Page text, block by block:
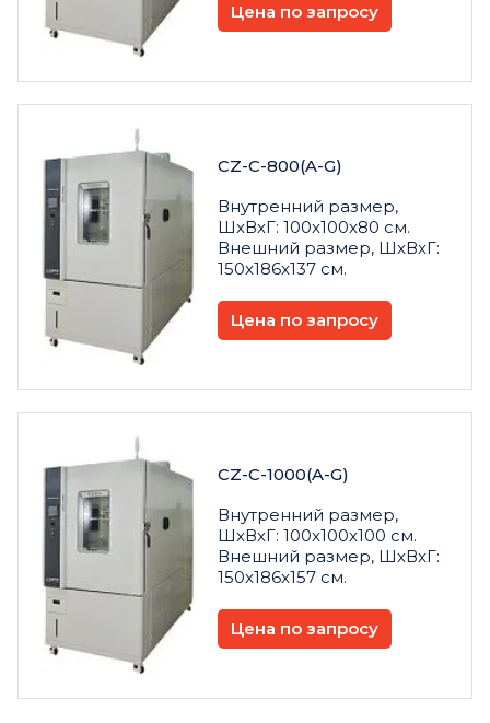
Цена по запросу
CZ-C-800(A-G)
Внутренний размер,
ШxВxГ: 100x100x80 см.
Внешний размер, ШxВxГ:
150x186x137 см.
Цена по запросу
CZ-C-1000(A-G)
Внутренний размер,
ШxВxГ: 100x100x100 см.
Внешний размер, ШxВxГ:
150x186x157 см.
Цена по запросу